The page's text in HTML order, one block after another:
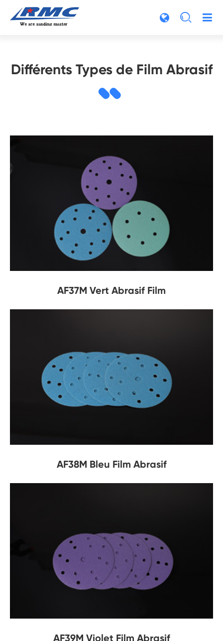

Différents Types de Film Abrasif
AF37M Vert Abrasif Film
AF38M Bleu Film Abrasif
AF39M Violet Film Abrasif